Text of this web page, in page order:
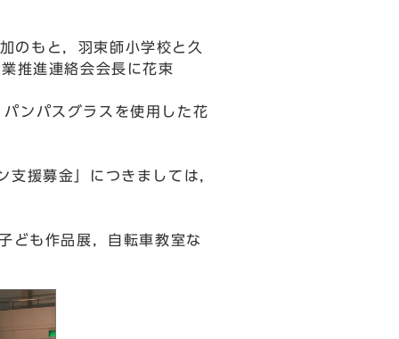
のもと，羽束師小学校と久
推進連絡会会長に花束
ンパスグラスを使用した花
援募金」につきましては，
も作品展，自転車教室な